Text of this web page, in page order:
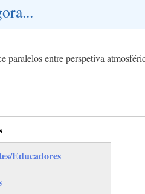
paralelos entre perspetiva
ativo)
Educadores